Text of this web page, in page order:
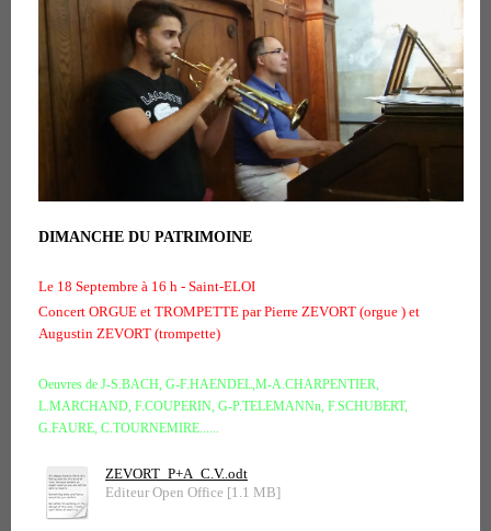
DIMANCHE DU PATRIMOINE
Le 18 Septembre à 16 h - Saint-ELOI
Concert ORGUE et TROMPETTE par Pierre ZEVORT (orgue ) et
Augustin ZEVORT (trompette)
Oeuvres de J-S.BACH, G-F.HAENDEL,M-A.CHARPENTIER,
L.MARCHAND, F.COUPERIN, G-P.TELEMANNn, F.SCHUBERT,
G.FAURE, C.TOURNEMIRE......
ZEVORT_P+A_C.V..odt
Editeur Open Office [1.1 MB]